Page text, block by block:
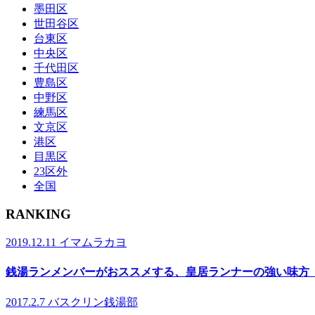
墨田区
世田谷区
台東区
中央区
千代田区
豊島区
中野区
練馬区
文京区
港区
目黒区
23区外
全国
RANKING
2019.12.11 イマムラカヨ
銭湯ランメンバーがおススメする、皇居ランナーの強い味方
2017.2.7 バスクリン銭湯部